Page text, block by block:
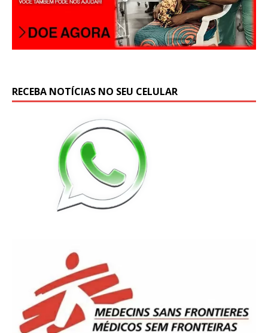
RECEBA NOTÍCIAS NO SEU CELULAR